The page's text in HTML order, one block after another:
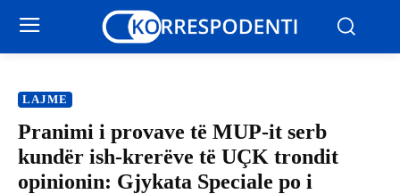
LAJME
Pranimi i provave të MUP-it serb
kundër ish-krerëve të UÇK trondit
opinionin: Gjykata Speciale po i